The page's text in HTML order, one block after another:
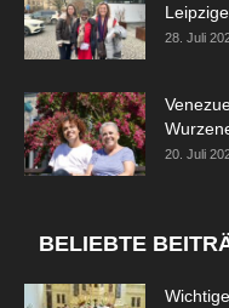
28. Juli
20. Juli
BELIEBTE